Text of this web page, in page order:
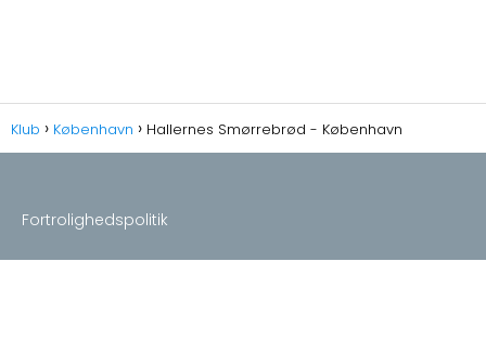
Klub København Hallernes Smørrebrød - København
Fortrolighedspolitik